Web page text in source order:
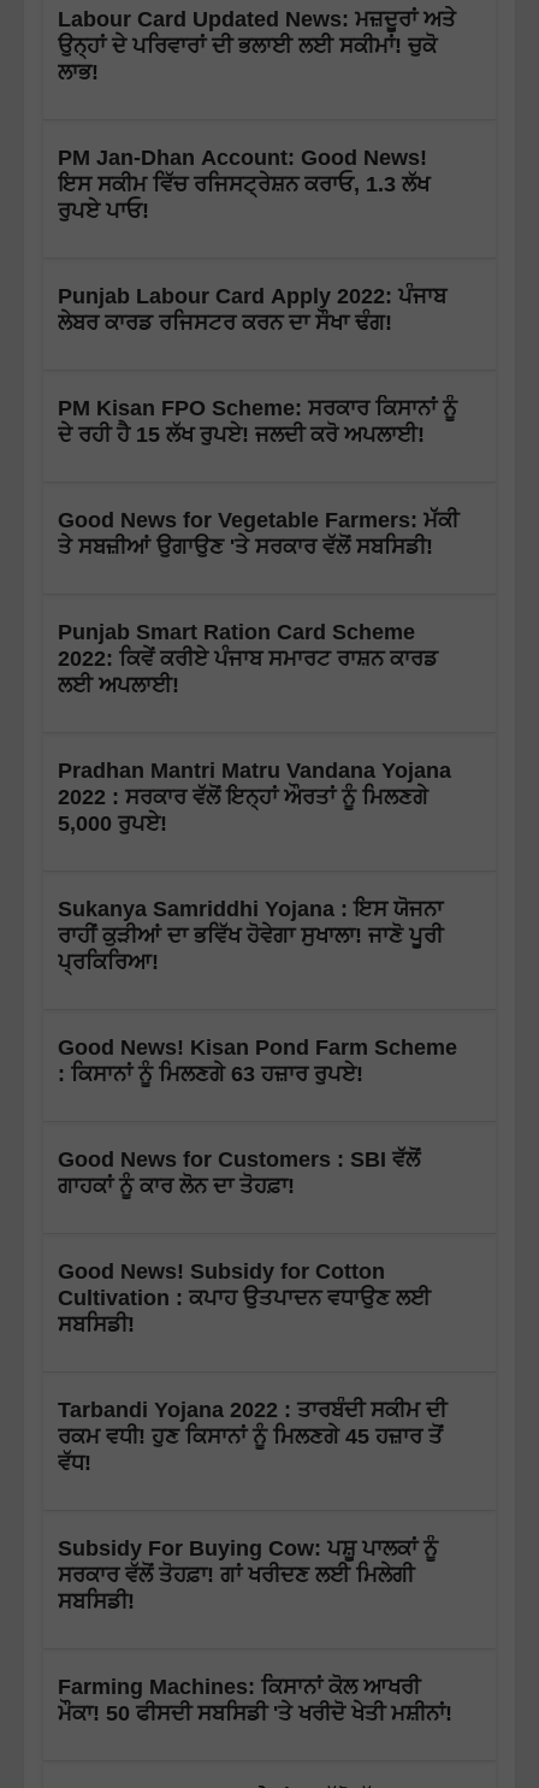
Labour Card Updated News: ਮਜ਼ਦੂਰਾਂ ਅਤੇ
ਉਨ੍ਹਾਂ ਦੇ ਪਰਿਵਾਰਾਂ ਦੀ ਭਲਾਈ ਲਈ ਸਕੀਮਾਂ! ਚੁਕੋ
ਲਾਭ!
PM Jan-Dhan Account: Good News!
ਇਸ ਸਕੀਮ ਵਿੱਚ ਰਜਿਸਟ੍ਰੇਸ਼ਨ ਕਰਾਓ, 1.3 ਲੱਖ
ਰੁਪਏ ਪਾਓ!
Punjab Labour Card Apply 2022: ਪੰਜਾਬ
ਲੇਬਰ ਕਾਰਡ ਰਜਿਸਟਰ ਕਰਨ ਦਾ ਸੌਖਾ ਢੰਗ!
PM Kisan FPO Scheme: ਸਰਕਾਰ ਕਿਸਾਨਾਂ ਨੂੰ
ਦੇ ਰਹੀ ਹੈ 15 ਲੱਖ ਰੁਪਏ! ਜਲਦੀ ਕਰੋ ਅਪਲਾਈ!
Good News for Vegetable Farmers: ਮੱਕੀ
ਤੇ ਸਬਜ਼ੀਆਂ ਉਗਾਉਣ 'ਤੇ ਸਰਕਾਰ ਵੱਲੋਂ ਸਬਸਿਡੀ!
Punjab Smart Ration Card Scheme
2022: ਕਿਵੇਂ ਕਰੀਏ ਪੰਜਾਬ ਸਮਾਰਟ ਰਾਸ਼ਨ ਕਾਰਡ
ਲਈ ਅਪਲਾਈ!
Pradhan Mantri Matru Vandana Yojana
2022 : ਸਰਕਾਰ ਵੱਲੋਂ ਇਨ੍ਹਾਂ ਔਰਤਾਂ ਨੂੰ ਮਿਲਣਗੇ
5,000 ਰੁਪਏ!
Sukanya Samriddhi Yojana : ਇਸ ਯੋਜਨਾ
ਰਾਹੀਂ ਕੁੜੀਆਂ ਦਾ ਭਵਿੱਖ ਹੋਵੇਗਾ ਸੁਖਾਲਾ! ਜਾਣੋ ਪੂਰੀ
ਪ੍ਰਕਿਰਿਆ!
Good News! Kisan Pond Farm Scheme
: ਕਿਸਾਨਾਂ ਨੂੰ ਮਿਲਣਗੇ 63 ਹਜ਼ਾਰ ਰੁਪਏ!
Good News for Customers : SBI ਵੱਲੋਂ
ਗਾਹਕਾਂ ਨੂੰ ਕਾਰ ਲੋਨ ਦਾ ਤੋਹਫ਼ਾ!
Good News! Subsidy for Cotton
Cultivation : ਕਪਾਹ ਉਤਪਾਦਨ ਵਧਾਉਣ ਲਈ
ਸਬਸਿਡੀ!
Tarbandi Yojana 2022 : ਤਾਰਬੰਦੀ ਸਕੀਮ ਦੀ
ਰਕਮ ਵਧੀ! ਹੁਣ ਕਿਸਾਨਾਂ ਨੂੰ ਮਿਲਣਗੇ 45 ਹਜ਼ਾਰ ਤੋਂ
ਵੱਧ!
Subsidy For Buying Cow: ਪਸ਼ੂ ਪਾਲਕਾਂ ਨੂੰ
ਸਰਕਾਰ ਵੱਲੋਂ ਤੋਹਫ਼ਾ! ਗਾਂ ਖਰੀਦਣ ਲਈ ਮਿਲੇਗੀ
ਸਬਸਿਡੀ!
Farming Machines: ਕਿਸਾਨਾਂ ਕੋਲ ਆਖਰੀ
ਮੌਕਾ! 50 ਫੀਸਦੀ ਸਬਸਿਡੀ 'ਤੇ ਖਰੀਦੋ ਖੇਤੀ ਮਸ਼ੀਨਾਂ!